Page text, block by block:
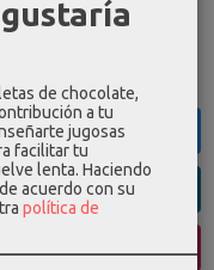
de chocolate,
a tu
jugosas
facilitar tu
lenta. Haciendo
acuerdo con su
política de